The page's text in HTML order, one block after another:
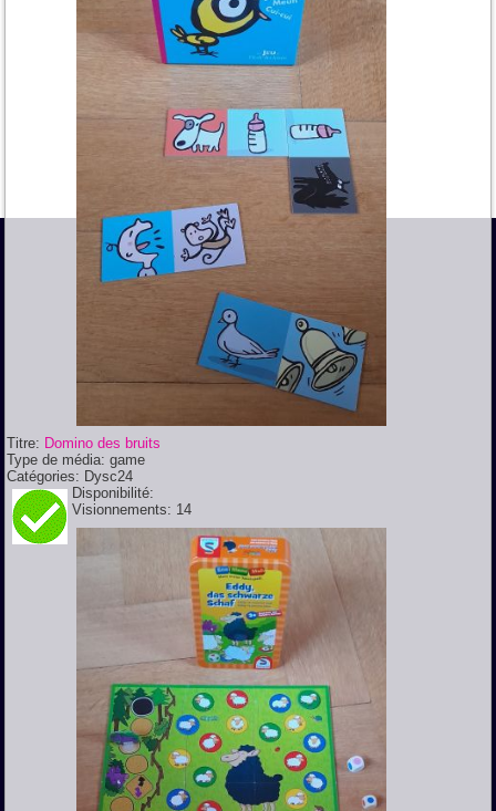
Titre: Domino des bruits
Type de média:game
Catégories: Dysc24
Disponibilité:
Visionnements: 14